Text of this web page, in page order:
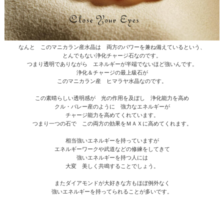
なんと このマニカラン産水晶は 両方のパワーを兼ね備えているという、
とんでもない浄化チャージ石なのです。
つまり透明でありながら エネルギーが半端でないほど強いんです。
浄化＆チャージの最上級石が
このマニカラン産 ヒマラヤ水晶なのです。
この素晴らしい透明感が 光の作用を及ぼし 浄化能力を高め
クル・バレー産のように 強力なエネルギーが
チャージ能力を高めてくれています。
つまり一つの石で この両方の効果をＭＡＸに高めてくれます。
相当強いエネルギーを持っていますが
エネルギーワークや武道などの修練をしてきて
強いエネルギーを持つ人には
大変 美しく共鳴することでしょう。
またダイアモンドが大好きな方もほぼ例外なく
強いエネルギーを持ってられることが多いです。